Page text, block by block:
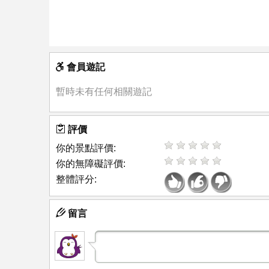
會員遊記
暫時未有任何相關遊記
評價
你的景點評價:
你的無障礙評價:
整體評分:
留言